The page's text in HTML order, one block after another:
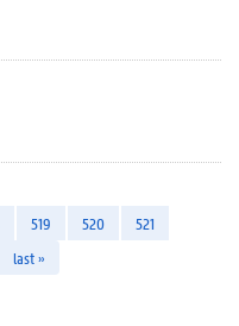
519 520
521
last »